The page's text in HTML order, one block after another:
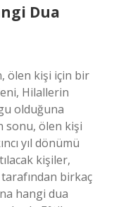
Dua
ölen kişi için bir
Hilallerin
olduğuna
sonu, ölen kişi
yıl dönümü
kişiler,
birkaç
hangi dua